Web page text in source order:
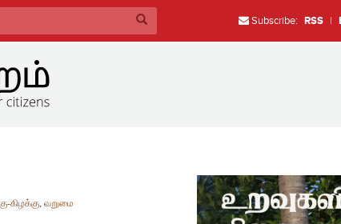
Subscribe: RSS |
கிழக்கு, வறுமை